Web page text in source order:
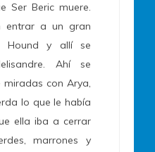
Ser Beric muere.
entrar a un gran
Hound y allí se
Ahí se
con Arya,
lo que le había
ella iba a cerrar
marrones y